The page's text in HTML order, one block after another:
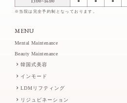
※当院は完全予約制となっております。
MENU
Mental Maintenance
Beauty Maintenance
韓国式美容
インモード
LDMリフティング
リジュビネーション